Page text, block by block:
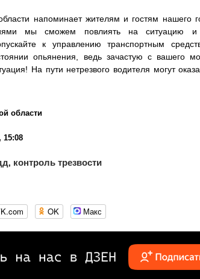
напоминает жителям и гостям нашего
мы сможем повлиять на ситуацию и
к управлению транспортным
опьянения, ведь зачастую с вашего
На пути нетрезвого водителя могут
области
15:08
, контроль трезвости
OK Макс